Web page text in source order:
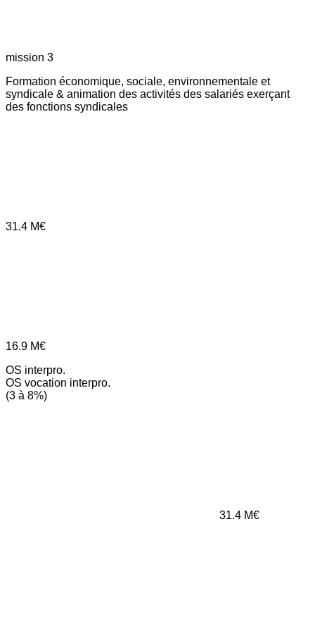
mission 3
Formation économique, sociale, environnementale et
syndicale & animation des activités des salariés exerçant
des fonctions syndicales
31.4 M€
16.9 M€
OS interpro.
OS vocation interpro.
(3 à 8%)
31.4 M€